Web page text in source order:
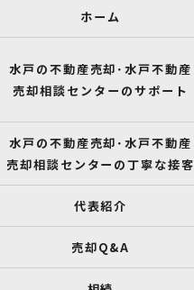
ホーム
水戸の不動産売却･水戸不動産
売却相談センターのサポート
水戸の不動産売却･水戸不動産
売却相談センターの丁寧な接客
代表紹介
売却Q&A